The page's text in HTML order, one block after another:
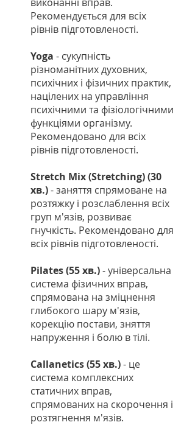
Рекомендується для всіх
рівнів підготовленості.
Yoga - сукупність
різноманітних духовних,
психічних і фізичних практик,
націлених на управління
психічними та фізіологічними
функціями організму.
Рекомендовано для всіх
рівнів підготовленості.
Stretch Mix (Stretching) (30
хв.)- заняття спрямоване на
розтяжку і розслаблення всіх
груп м'язів, розвиває
гнучкість. Рекомендовано для
всіх рівнів підготовленості.
Pilates (55 хв.)- універсальна
система фізичних вправ,
спрямована на зміцнення
глибокого шару м'язів,
корекцію постави, зняття
напруження і болю в тілі.
Callanetics (55 хв.)- це
система комплексних
статичних вправ,
спрямованих на скорочення і
розтягнення м'язів.